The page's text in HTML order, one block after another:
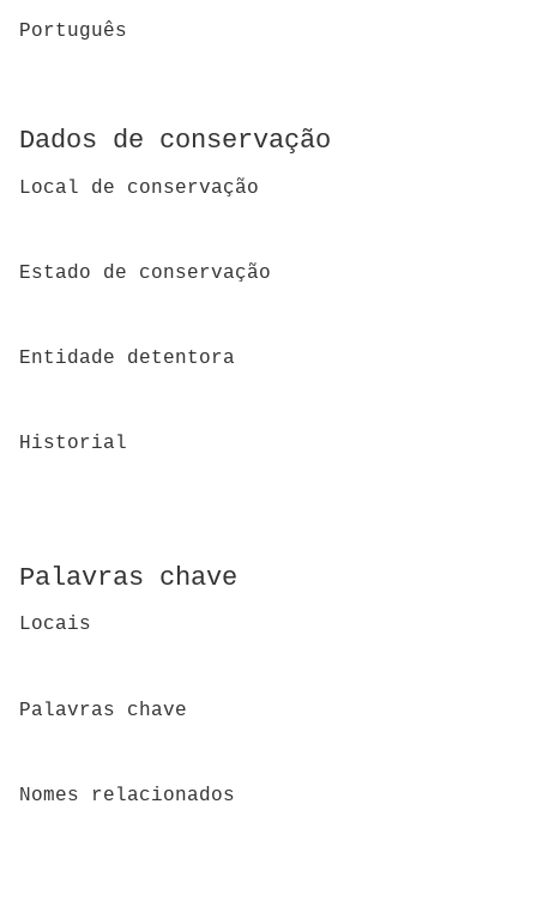
Português
Dados de conservação
Local de conservação
Estado de conservação
Entidade detentora
Historial
Palavras chave
Locais
Palavras chave
Nomes relacionados